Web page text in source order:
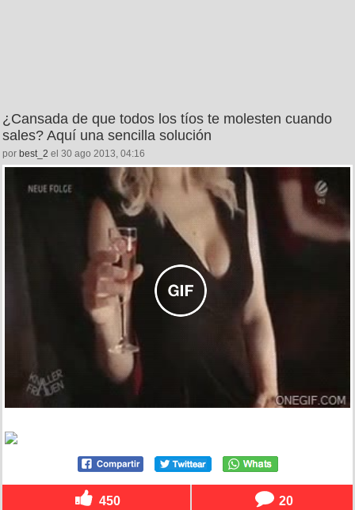
¿Cansada de que todos los tíos te molesten cuando
sales? Aquí una sencilla solución
por best_2 el 30 ago 2013, 04:16
450 20